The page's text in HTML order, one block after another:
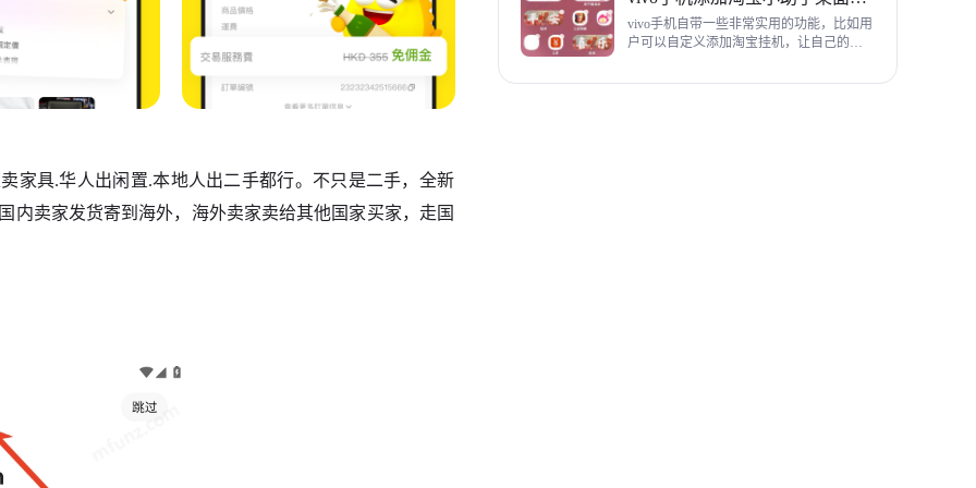
家具.华人出闲置.本地人出二手都行。不只是二手，全新
内卖家发货寄到海外，海外卖家卖给其他国家买家，走国
vivo手机自带一些非常实用的功能，比如用
户可以自定义添加淘宝挂机，让自己的购
相当方便，下面为大家带来添加淘宝小助